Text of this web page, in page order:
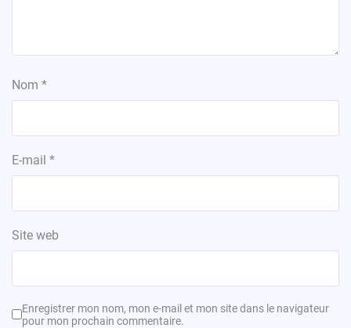
Nom *
E-mail *
Site web
Enregistrer mon nom, mon e-mail et mon site dans le navigateur
pour mon prochain commentaire.